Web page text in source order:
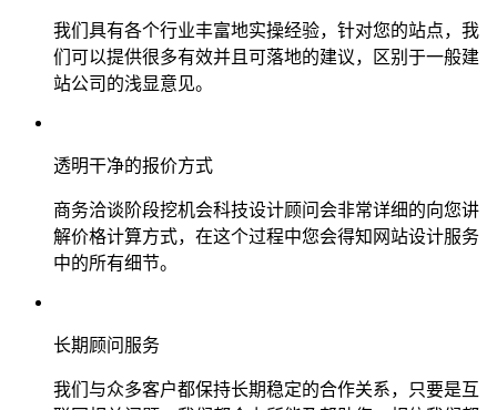
我们具有各个行业丰富地实操经验，针对您的站点，我
们可以提供很多有效并且可落地的建议，区别于一般建
站公司的浅显意见。
透明干净的报价方式
商务洽谈阶段挖机会科技设计顾问会非常详细的向您讲
解价格计算方式，在这个过程中您会得知网站设计服务
中的所有细节。
长期顾问服务
我们与众多客户都保持长期稳定的合作关系，只要是互